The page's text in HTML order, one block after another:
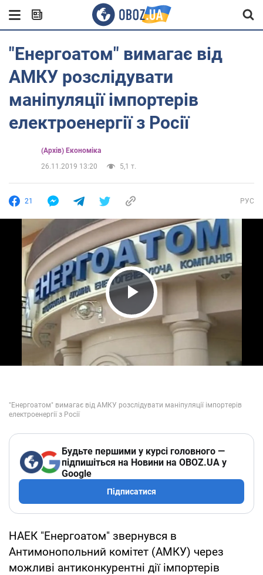
"Енергоатом" вимагає від
АМКУ розслідувати
маніпуляції імпортерів
електроенергії з Росії
(Архів) Економіка
26.11.2019 13:20
5,1 т.
21 РУС
Play Video
Будьте першими у курсі головного —
підпишіться на Новини на OBOZ.UA у
Google
Підписатися
НАЕК "Енергоатом" звернувся в
Антимонопольний комітет (АМКУ) через
можливі антиконкурентні дії імпортерів